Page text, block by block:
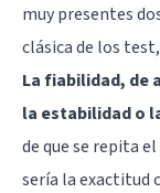
muy presentes
clásica de los
La fiabilidad, de
la estabilidad o
de que se repita
sería la exactitud